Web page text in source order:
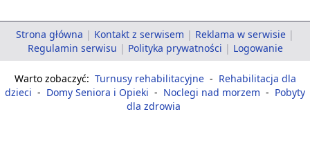
Strona główna | Kontakt z serwisem | Reklama w serwisie |
Regulamin serwisu | Polityka prywatności | Logowanie
Warto zobaczyć: Turnusy rehabilitacyjne - Rehabilitacja dla
dzieci - Domy Seniora i Opieki - Noclegi nad morzem - Pobyty
dla zdrowia